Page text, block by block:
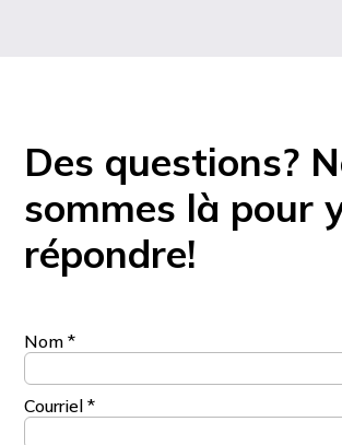
Des questions?
sommes là pour
répondre!
Nom*
Courriel*